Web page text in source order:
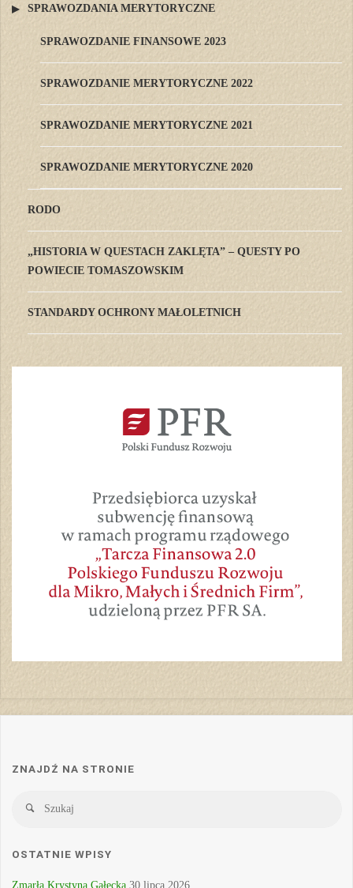
SPRAWOZDANIA MERYTORYCZNE
SPRAWOZDANIE FINANSOWE 2023
SPRAWOZDANIE MERYTORYCZNE 2022
SPRAWOZDANIE MERYTORYCZNE 2021
SPRAWOZDANIE MERYTORYCZNE 2020
RODO
„HISTORIA W QUESTACH ZAKLĘTA” – QUESTY PO
POWIECIE TOMASZOWSKIM
STANDARDY OCHRONY MAŁOLETNICH
ZNAJDŹ NA STRONIE
Szukaj
OSTATNIE WPISY
Zmarła Krystyna Gałecka 30 lipca 2026